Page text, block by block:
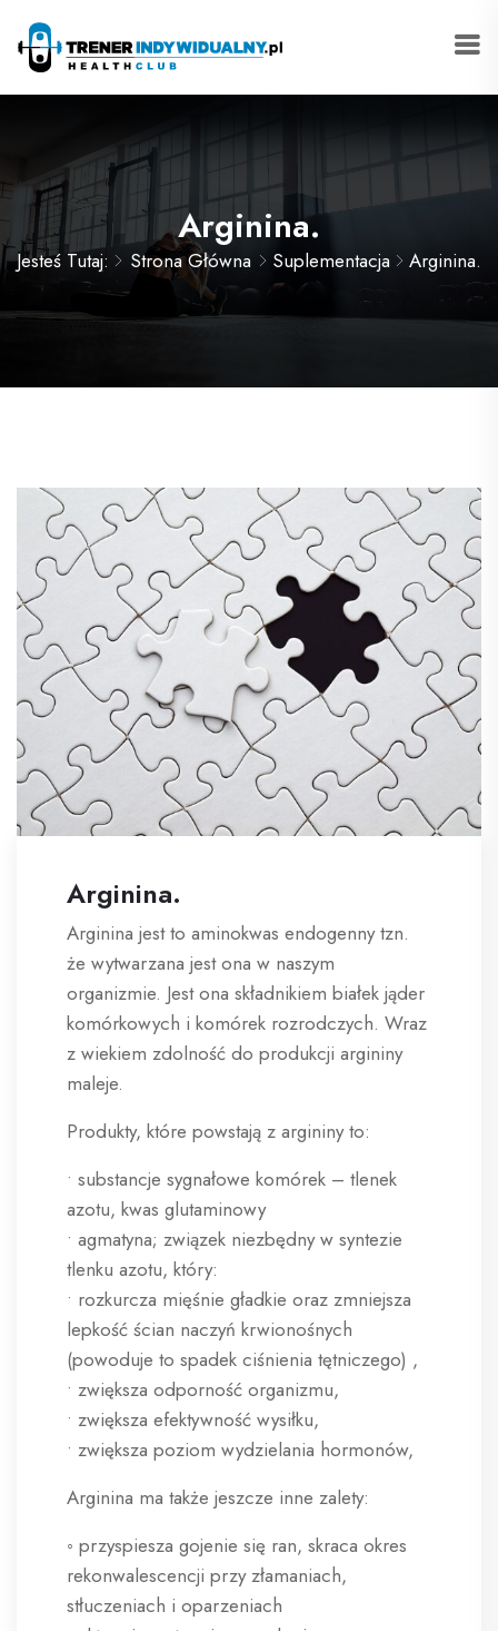
Arginina.
Jesteś Tutaj: Strona Główna Suplementacja Arginina.
Arginina.
Arginina jest to aminokwas endogenny tzn.
że wytwarzana jest ona w naszym
organizmie. Jest ona składnikiem białek jąder
komórkowych i komórek rozrodczych. Wraz
z wiekiem zdolność do produkcji argininy
maleje.
Produkty, które powstają z argininy to:
• substancje sygnałowe komórek – tlenek
azotu, kwas glutaminowy
• agmatyna; związek niezbędny w syntezie
tlenku azotu, który:
• rozkurcza mięśnie gładkie oraz zmniejsza
lepkość ścian naczyń krwionośnych
(powoduje to spadek ciśnienia tętniczego) ,
• zwiększa odporność organizmu,
• zwiększa efektywność wysiłku,
• zwiększa poziom wydzielania hormonów,
Arginina ma także jeszcze inne zalety:
◦ przyspiesza gojenie się ran, skraca okres
rekonwalescencji przy złamaniach,
stłuczeniach i oparzeniach